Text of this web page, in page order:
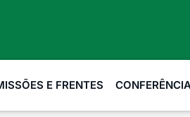
E FRENTES